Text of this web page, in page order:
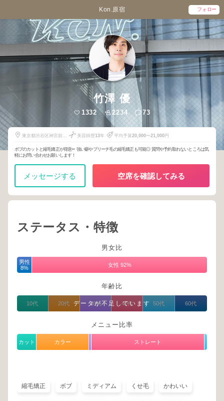
Kon.原宿 フォロー
竹澤 優
1332 2234 73
東京都渋谷区神宮前1-
美容師歴13年 平均予算20,000〜21,000円
ボブのカットと縮毛矯正が得意✂︎ 強い癖やブリーチ毛の縮毛矯正も可能◎ 質問や予約取れないところは気
軽にお問い合わせお願いします！
メッセージする 空席を確認してみる
ステータス・特徴
男女比
男性
8%
女性 92%
年齢比
データが不足しています
10代 20代 30代 40代 50代 60代
メニュー比率
カット カラー ストレート
縮毛矯正 ボブ ミディアム くせ毛 かわいい